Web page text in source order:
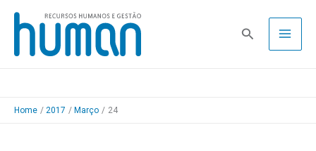
Skip
content
Pesquisa
Home 2017 Março 24